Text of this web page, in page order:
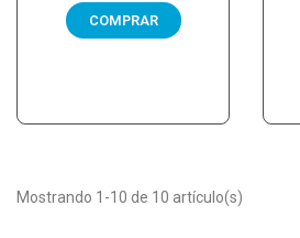
COMPRAR
Mostrando 1-10 de 10 artículo(s)